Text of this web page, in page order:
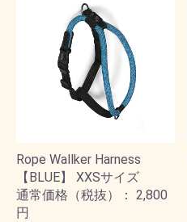
Rope Wallker Harness
【BLUE】 XXSサイズ
通常価格（税抜）： 2,800
円